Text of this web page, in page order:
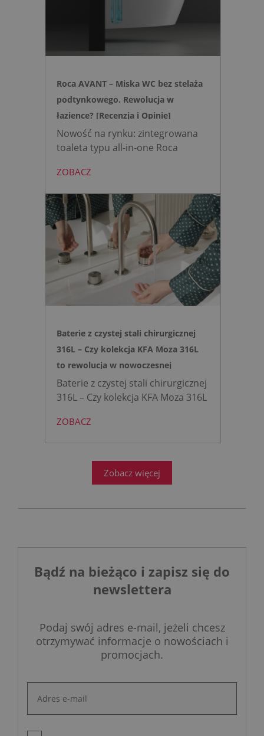
działającą w oparciu o ciśnienie
wody oraz elegancki, szklany
przycisk uruchamiany gestem.
Roca AVANT – Miska WC bez stelaża
podtynkowego. Rewolucja w
łazience? [Recenzja i Opinie]
Nowość na rynku: zintegrowana
toaleta typu all-in-one Roca
montażu stelaża podtynkowego.
Zyskujesz do 20 cm przestrzeni w
łazience i o 15% cichsze
spłukiwanie dzięki technologii
opartej na efekcie Venturiego.
Idealne rozwiązanie do szybkich
remontów bez kucia ścian.
ZOBACZ
Baterie z czystej stali chirurgicznej
316L – Czy kolekcja KFA Moza 316L
to rewolucja w nowoczesnej
łazience?
Baterie z czystej stali chirurgicznej
316L – Czy kolekcja KFA Moza 316L
łazience?
projektowanie łazienek stanęło
ZOBACZ
Zobacz więcej
Bądź na bieżąco i zapisz się do
newslettera
Podaj swój adres e-mail, jeżeli chcesz
otrzymywać informacje o nowościach i
promocjach.